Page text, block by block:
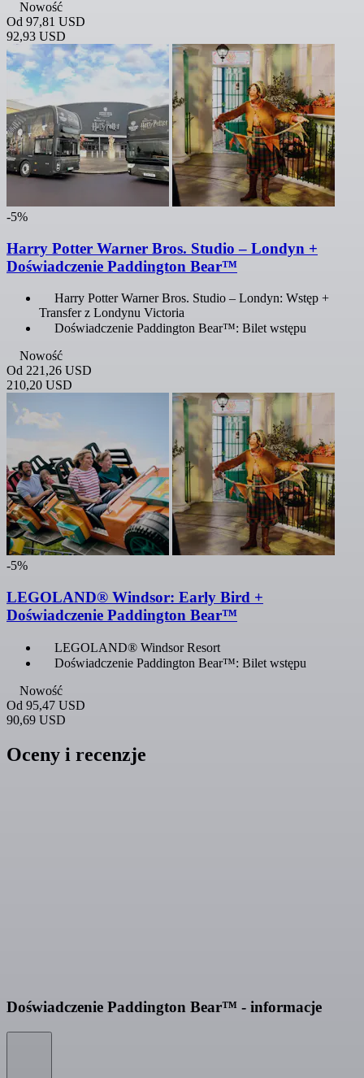
Nowość
Od 97,81 USD
92,93 USD
-5%
Harry Potter Warner Bros. Studio – Londyn +
Doświadczenie Paddington Bear™
Harry Potter Warner Bros. Studio – Londyn: Wstęp +
Transfer z Londynu Victoria
Doświadczenie Paddington Bear™: Bilet wstępu
Nowość
Od 221,26 USD
210,20 USD
-5%
LEGOLAND® Windsor: Early Bird +
Doświadczenie Paddington Bear™
LEGOLAND® Windsor Resort
Doświadczenie Paddington Bear™: Bilet wstępu
Nowość
Od 95,47 USD
90,69 USD
Oceny i recenzje
Doświadczenie Paddington Bear™ - informacje